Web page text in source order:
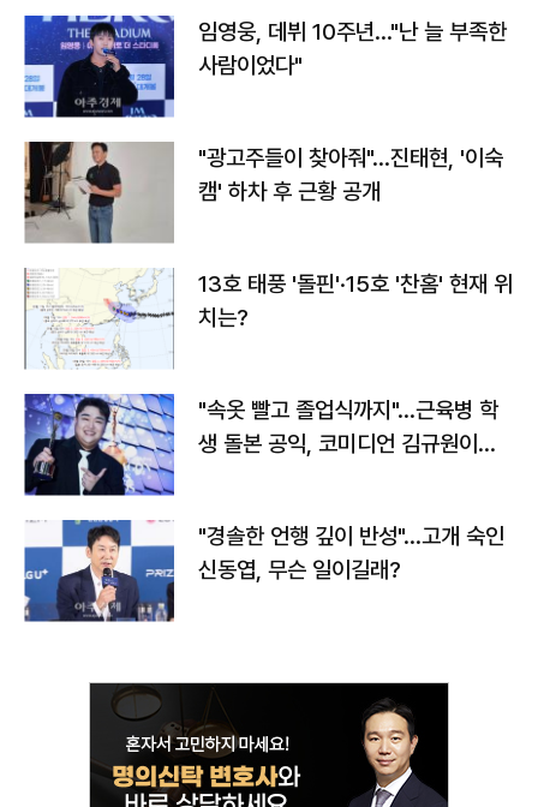
임영웅, 데뷔 10주년…"난 늘 부족한
사람이었다"
"광고주들이 찾아줘"…진태현, '이숙
캠' 하차 후 근황 공개
13호 태풍 '돌핀'·15호 '찬홈' 현재 위
치는?
"속옷 빨고 졸업식까지"…근육병 학
생 돌본 공익, 코미디언 김규원이었
"경솔한 언행 깊이 반성"…고개 숙인
신동엽, 무슨 일이길래?